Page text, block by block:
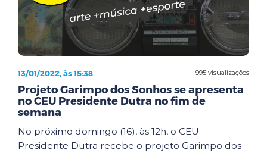
995 visualizações
13/01/2022, às 15:38
Projeto Garimpo dos Sonhos se apresenta
no CEU Presidente Dutra no fim de
semana
No próximo domingo (16), às 12h, o CEU
Presidente Dutra recebe o projeto Garimpo dos